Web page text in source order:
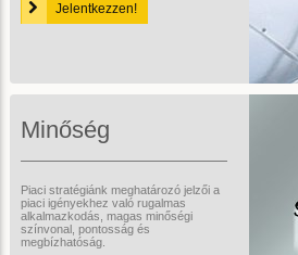
Jelentkezzen!
Minőség
Piaci stratégiánk meghatározó jelzői a
piaci igényekhez való rugalmas
alkalmazkodás, magas minőségi
színvonal, pontosság és
megbízhatóság.